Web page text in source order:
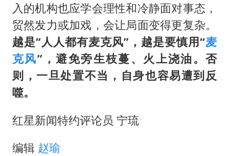
入的机构也应学会理性和冷静面对事态，
贸然发力或加戏，会让局面变得更复杂。
越是“人人都有麦克风”，越是要慎用“麦
克风”，避免旁生枝蔓、火上浇油。否
则，一旦处置不当，自身也容易遭到反
噬。
红星新闻特约评论员 宁琉
编辑 赵瑜